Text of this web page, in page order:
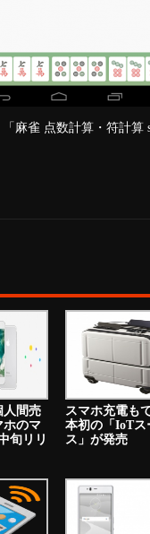
麻雀 点数計算・符計算
人間売
ホのマ
旬リリ
スマホ充電も
本初の「IoTス
ス」が発売